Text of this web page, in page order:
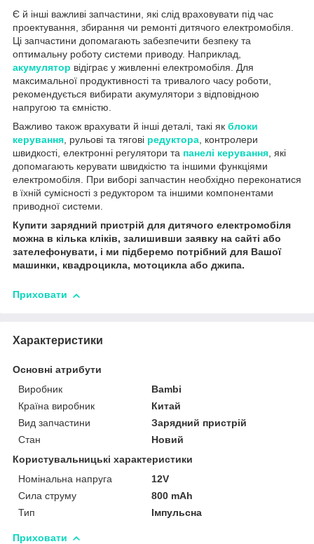
Є й інші важливі запчастини, які слід враховувати під час
проектування, збирання чи ремонті дитячого електромобіля.
Ці запчастини допомагають забезпечити безпеку та
оптимальну роботу системи приводу. Наприклад,
акумулятор відіграє у живленні електромобіля. Для
максимальної продуктивності та тривалого часу роботи,
рекомендується вибирати акумулятори з відповідною
напругою та ємністю.
Важливо також врахувати й інші деталі, такі як блоки
керування, рульові та тягові редуктора, контролери
швидкості, електронні регулятори та панелі керування, які
допомагають керувати швидкістю та іншими функціями
електромобіля. При виборі запчастин необхідно переконатися
в їхній сумісності з редуктором та іншими компонентами
приводної системи.
Купити зарядний пристрій для дитячого електромобіля
можна в кілька кліків, залишивши заявку на сайті або
зателефонувати, і ми підберемо потрібний для Вашої
машинки, квадроцикла, мотоцикла або джипа.
Приховати
Характеристики
Основні атрибути
Виробник
Bambi
Країна виробник
Китай
Вид запчастини
Зарядний пристрій
Стан
Новий
Користувальницькі характеристики
Номінальна напруга
12V
Сила струму
800 mAh
Тип
Імпульсна
Приховати